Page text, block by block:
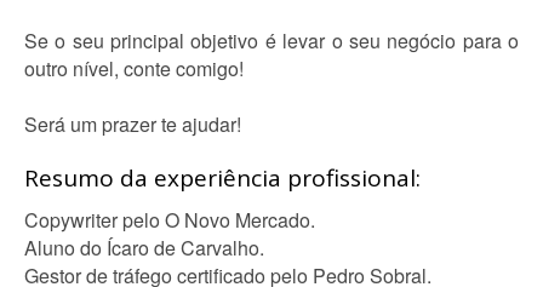
Se o seu principal objetivo é levar o seu negócio para o
outro nível, conte comigo!
Será um prazer te ajudar!
Resumo da experiência profissional:
Copywriter pelo O Novo Mercado.
Aluno do Ícaro de Carvalho.
Gestor de tráfego certificado pelo Pedro Sobral.